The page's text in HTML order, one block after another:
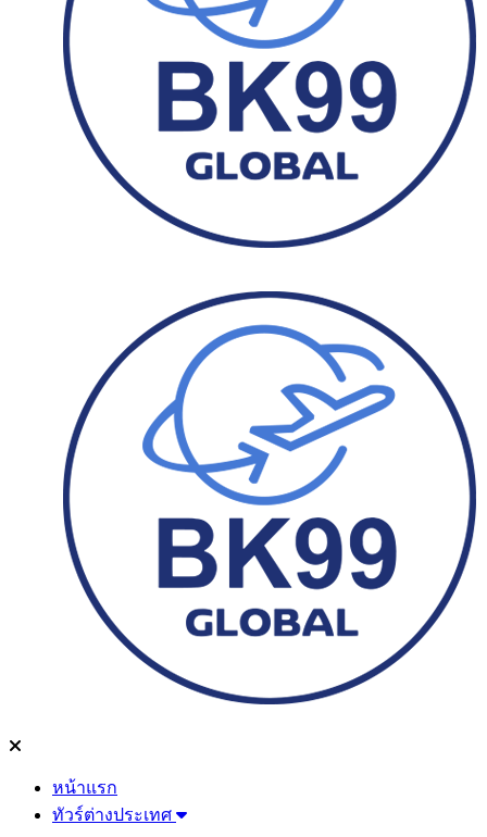
หน้าแรก
ทัวร์ต่างประเทศ